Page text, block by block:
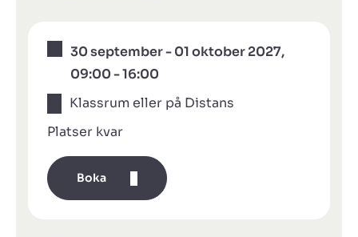
30 september - 01 oktober 2027,
09:00 - 16:00
Klassrum eller på Distans
Platser kvar
Boka